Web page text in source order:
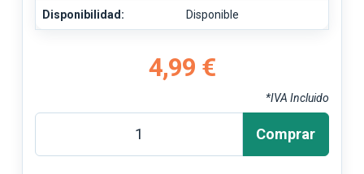
Disponibilidad: Disponible
4,99 €
*IVA Incluido
Comprar